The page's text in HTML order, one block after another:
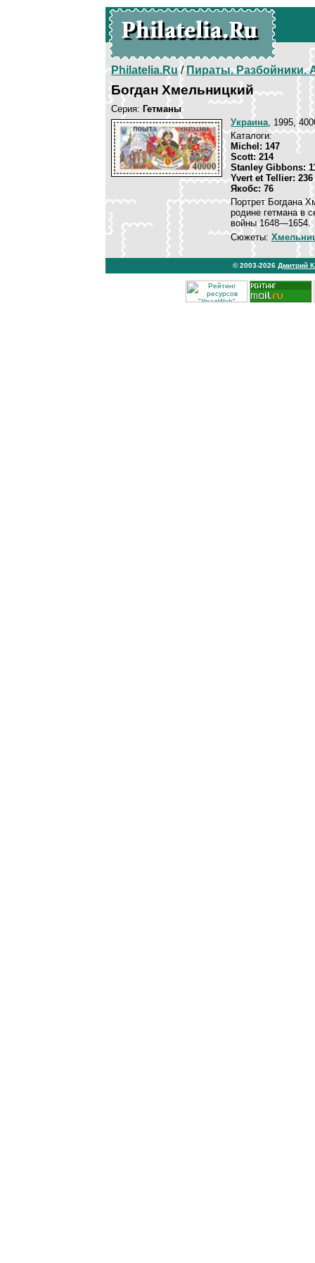
Philatelia.Ru/Пираты. Разбойники.
Богдан Хмельницкий
Серия: Гетманы
Украина, 1995,
Каталоги:
Michel: 147
Scott: 214
Stanley Gibbons:
Yvert et Tellier: 236
Якобс: 76
Портрет Богдана
родине гетмана в
войны 1648—1654.
Сюжеты:
© 2003-2026 Дмитрий